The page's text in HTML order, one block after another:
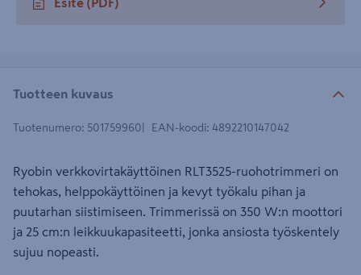
avautuu uuteen välilehteen
Tuotteen kuvaus
Tuotenumero: 501759960 EAN-koodi: 4892210147042
Ryobin verkkovirtakäyttöinen RLT3525-ruohotrimmeri on
tehokas, helppokäyttöinen ja kevyt työkalu pihan ja
puutarhan siistimiseen. Trimmerissä on 350 W:n moottori
ja 25 cm:n leikkuukapasiteetti, jonka ansiosta työskentely
sujuu nopeasti.